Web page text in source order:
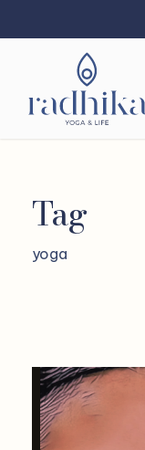
Tag
yoga